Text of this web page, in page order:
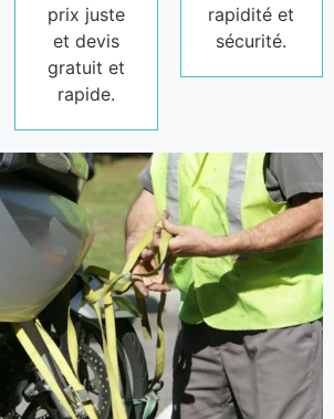
prix juste
et devis
gratuit et
rapide.
rapidité et
sécurité.